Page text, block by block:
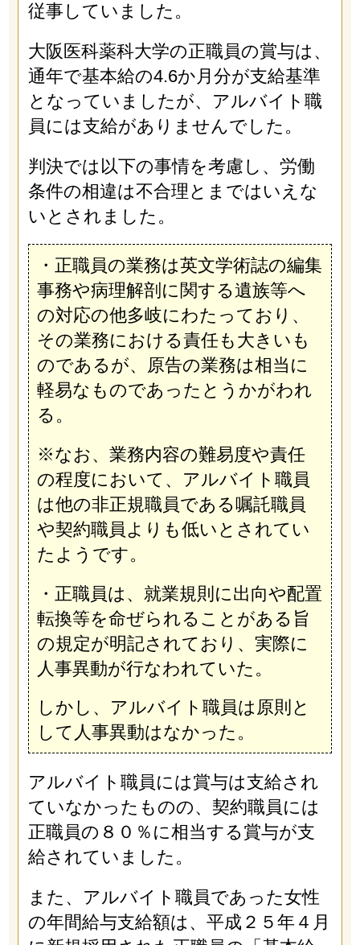
従事していました。
大阪医科薬科大学の正職員の賞与は、
通年で基本給の4.6か月分が支給基準
となっていましたが、アルバイト職
員には支給がありませんでした。
判決では以下の事情を考慮し、労働
条件の相違は不合理とまではいえな
いとされました。
・正職員の業務は英文学術誌の編集
事務や病理解剖に関する遺族等へ
の対応の他多岐にわたっており、
その業務における責任も大きいも
のであるが、原告の業務は相当に
軽易なものであったとうかがわれ
る。
※なお、業務内容の難易度や責任
の程度において、アルバイト職員
は他の非正規職員である嘱託職員
や契約職員よりも低いとされてい
たようです。
・正職員は、就業規則に出向や配置
転換等を命ぜられることがある旨
の規定が明記されており、実際に
人事異動が行なわれていた。
しかし、アルバイト職員は原則と
して人事異動はなかった。
アルバイト職員には賞与は支給され
ていなかったものの、契約職員には
正職員の８０％に相当する賞与が支
給されていました。
また、アルバイト職員であった女性
の年間給与支給額は、平成２５年４月